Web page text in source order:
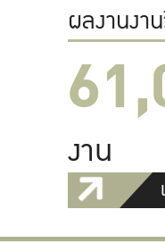
ผลงานงา
งาน